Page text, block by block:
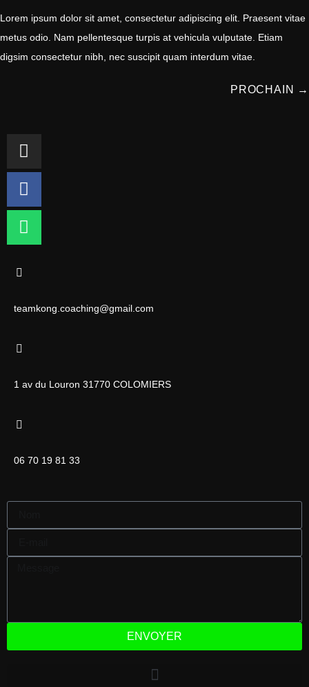
Lorem ipsum dolor sit amet, consectetur adipiscing elit. Praesent vitae
metus odio. Nam pellentesque turpis at vehicula vulputate. Etiam
digsim consectetur nibh, nec suscipit quam interdum vitae.
PROCHAIN →
teamkong.coaching@gmail.com
1 av du Louron 31770 COLOMIERS
06 70 19 81 33
ENVOYER